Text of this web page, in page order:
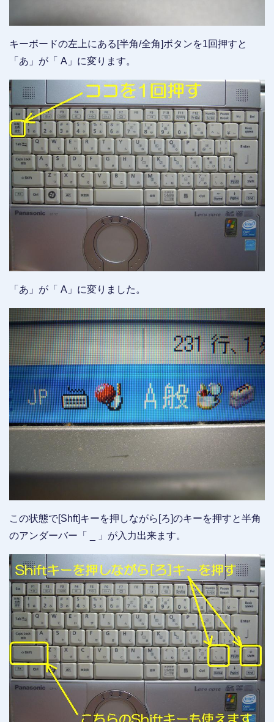
キーボードの左上にある[半角/全角]ボタンを1回押すと
「あ」が「 A」に変ります。
「あ」が「 A」に変りました。
この状態で[Shft]キーを押しながら[ろ]のキーを押すと半角
のアンダーバー「 _ 」が入力出来ます。